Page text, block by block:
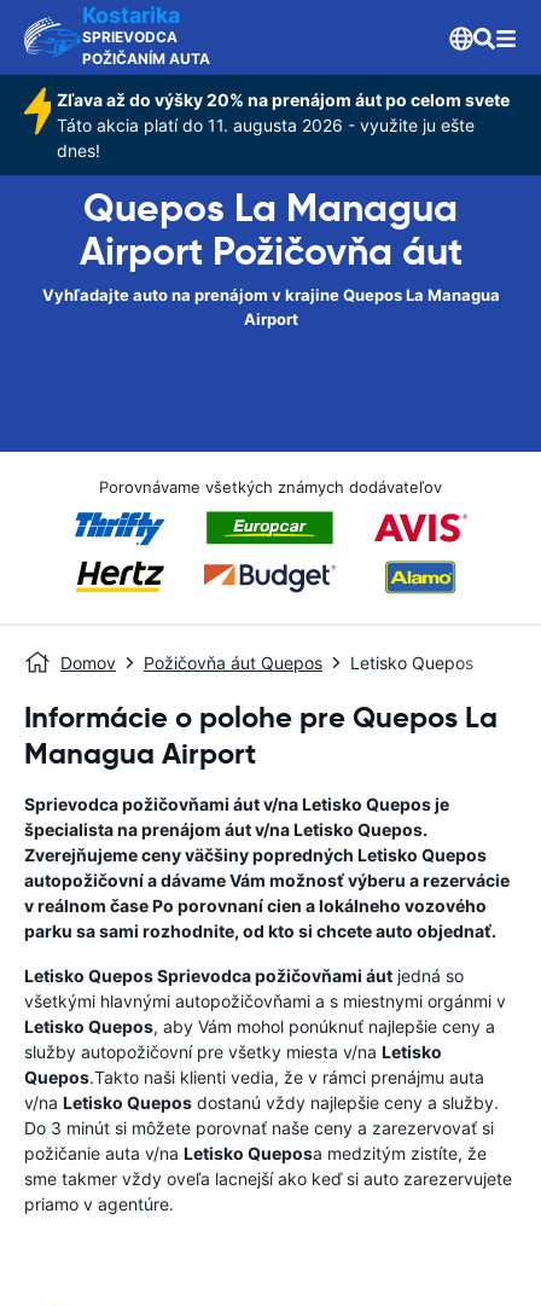
Kostarika
SPRIEVODCA
POŽIČANÍM AUTA
Zľava až do výšky 20% na prenájom áut po celom svete
Táto akcia platí do 11. augusta 2026 - využite ju ešte
dnes!
Quepos La Managua
Airport Požičovňa áut
Vyhľadajte auto na prenájom v krajine Quepos La Managua
Airport
Porovnávame všetkých známych dodávateľov
Domov Požičovňa áut Quepos Letisko Quepos
Informácie o polohe pre Quepos La
Managua Airport
Sprievodca požičovňami áut v/naLetisko Queposje
špecialista na prenájom áut v/naLetisko Quepos.
Zverejňujeme ceny väčšiny popredných Letisko Quepos
autopožičovní a dávame Vám možnosť výberu a rezervácie
v reálnom čase Po porovnaní cien a lokálneho vozového
parku sa sami rozhodnite, od kto si chcete auto objednať.
Letisko QueposSprievodca požičovňami áut jedná so
všetkými hlavnými autopožičovňami a s miestnymi orgánmi v
Letisko Quepos, aby Vám mohol ponúknuť najlepšie ceny a
služby autopožičovní pre všetky miesta v/na Letisko
Quepos.Takto naši klienti vedia, že v rámci prenájmu auta
v/na Letisko Quepos dostanú vždy najlepšie ceny a služby.
Do 3 minút si môžete porovnať naše ceny a zarezervovať si
požičanie auta v/na Letisko Queposa medzitým zistíte, že
sme takmer vždy oveľa lacnejší ako keď si auto zarezervujete
priamo v agentúre.